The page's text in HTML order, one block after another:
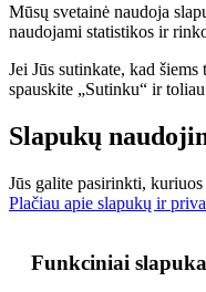
Mūsų svetainė naudoja
naudojami statistikos ir
Jei Jūs sutinkate, kad
spauskite „Sutinku“ ir
Slapukų
Jūs galite pasirinkti,
Plačiau apie slapukų ir
Funkciniai